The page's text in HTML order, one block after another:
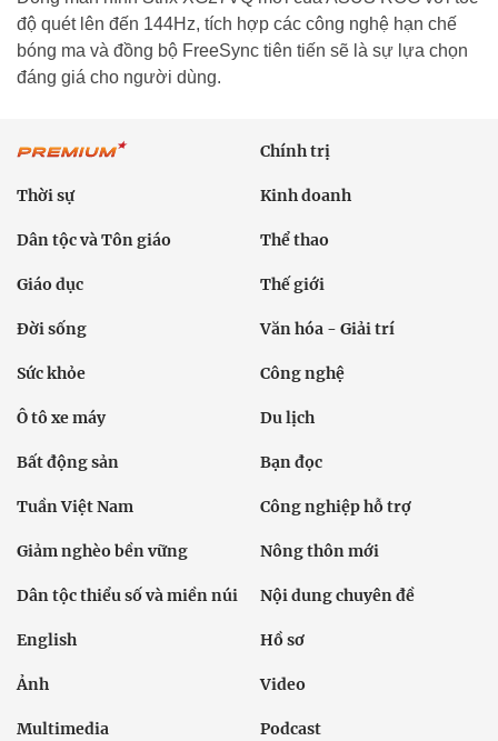
độ quét lên đến 144Hz, tích hợp các công nghệ hạn chế
bóng ma và đồng bộ FreeSync tiên tiến sẽ là sự lựa chọn
đáng giá cho người dùng.
Chính trị
Thời sự Kinh doanh
Dân tộc và Tôn giáo Thể thao
Giáo dục Thế giới
Đời sống Văn hóa - Giải trí
Sức khỏe Công nghệ
Ô tô xe máy Du lịch
Bất động sản Bạn đọc
Tuần Việt Nam Công nghiệp hỗ trợ
Giảm nghèo bền vững Nông thôn mới
Dân tộc thiểu số và miền núi Nội dung chuyên đề
English Hồ sơ
Ảnh Video
Multimedia Podcast